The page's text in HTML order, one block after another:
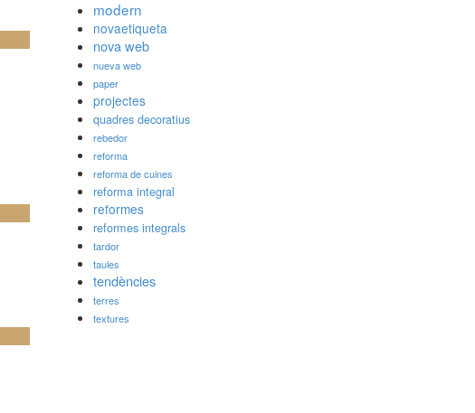
modern
novaetiqueta
nova web
nueva web
paper
projectes
quadres decoratius
rebedor
reforma
reforma de cuines
reforma integral
reformes
reformes integrals
tardor
taules
tendències
terres
textures